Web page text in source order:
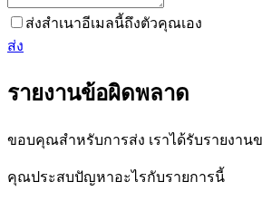
ส่งสำเนาอีเมลนี้ถึงตัวคุณเอง
ส่ง
รายงานข้อผิดพลาด
ขอบคุณสำหรับการส่ง เราได้รับรายงาน
คุณประสบปัญหาอะไรกับรายการนี้